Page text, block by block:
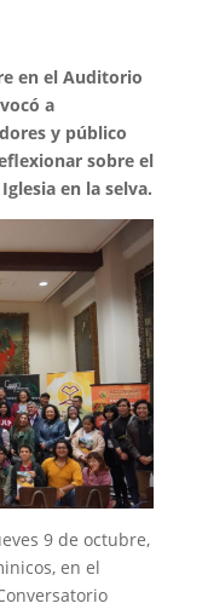
en el Auditorio
a
y público
sobre el
en la selva.
9 de octubre,
en el